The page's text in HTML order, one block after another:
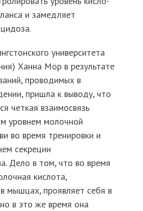
и замедляет
университета
Ханна Мор в результате
проводимых в
пришла к выводу, что
четкая взаимосвязь
уровнем молочной
во время тренировки и
секреции
Дело в том, что во время
кислота,
мышцах, проявляет себя в
в это же время она